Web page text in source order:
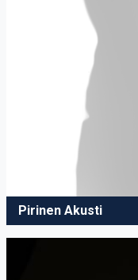
Pirinen Akusti